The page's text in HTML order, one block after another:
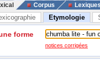
Corpus
Etymologie
forme
notices corrigées